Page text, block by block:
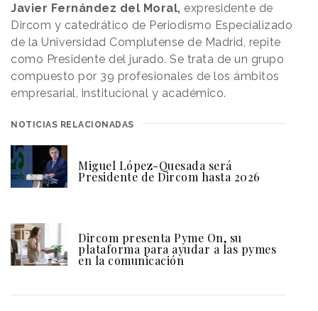
Javier Fernández del Moral, expresidente de
Dircom y catedrático de Periodismo Especializado
de la Universidad Complutense de Madrid, repite
como Presidente del jurado. Se trata de un grupo
compuesto por 39 profesionales de los ámbitos
empresarial, institucional y académico.
NOTICIAS RELACIONADAS
Miguel López-Quesada será
Presidente de Dircom hasta 2026
Dircom presenta Pyme On, su
plataforma para ayudar a las pymes
en la comunicación